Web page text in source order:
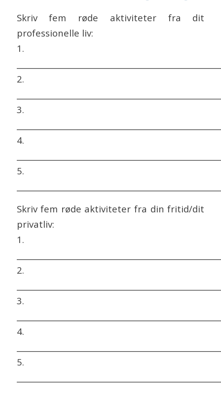
Skriv fem røde aktiviteter fra dit
professionelle liv:
1.
2.
3.
4.
5.
Skriv fem røde aktiviteter fra din fritid/dit
privatliv:
1.
2.
3.
4.
5.